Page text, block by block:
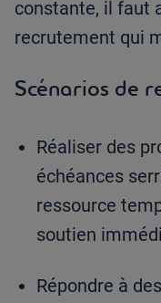
constante, il faut
recrutement qui
Scénarios de
Réaliser des
échéances
ressource
soutien
Répondre à